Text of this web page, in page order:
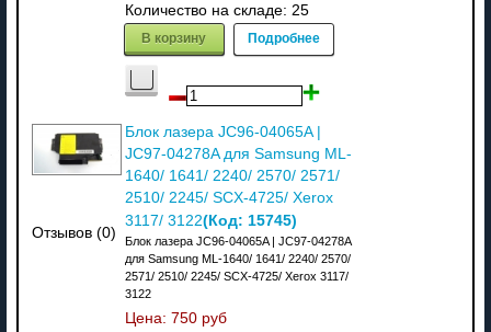
Количество на складе: 25
В корзину Подробнее
Отзывов (0)
Блок лазера JC96-04065A |
JC97-04278A для Samsung ML-
1640/ 1641/ 2240/ 2570/ 2571/
2510/ 2245/ SCX-4725/ Xerox
3117/ 3122(Код: 15745)
Блок лазера JC96-04065A | JC97-04278A
для Samsung ML-1640/ 1641/ 2240/ 2570/
2571/ 2510/ 2245/ SCX-4725/ Xerox 3117/
3122
Цена: 750 руб